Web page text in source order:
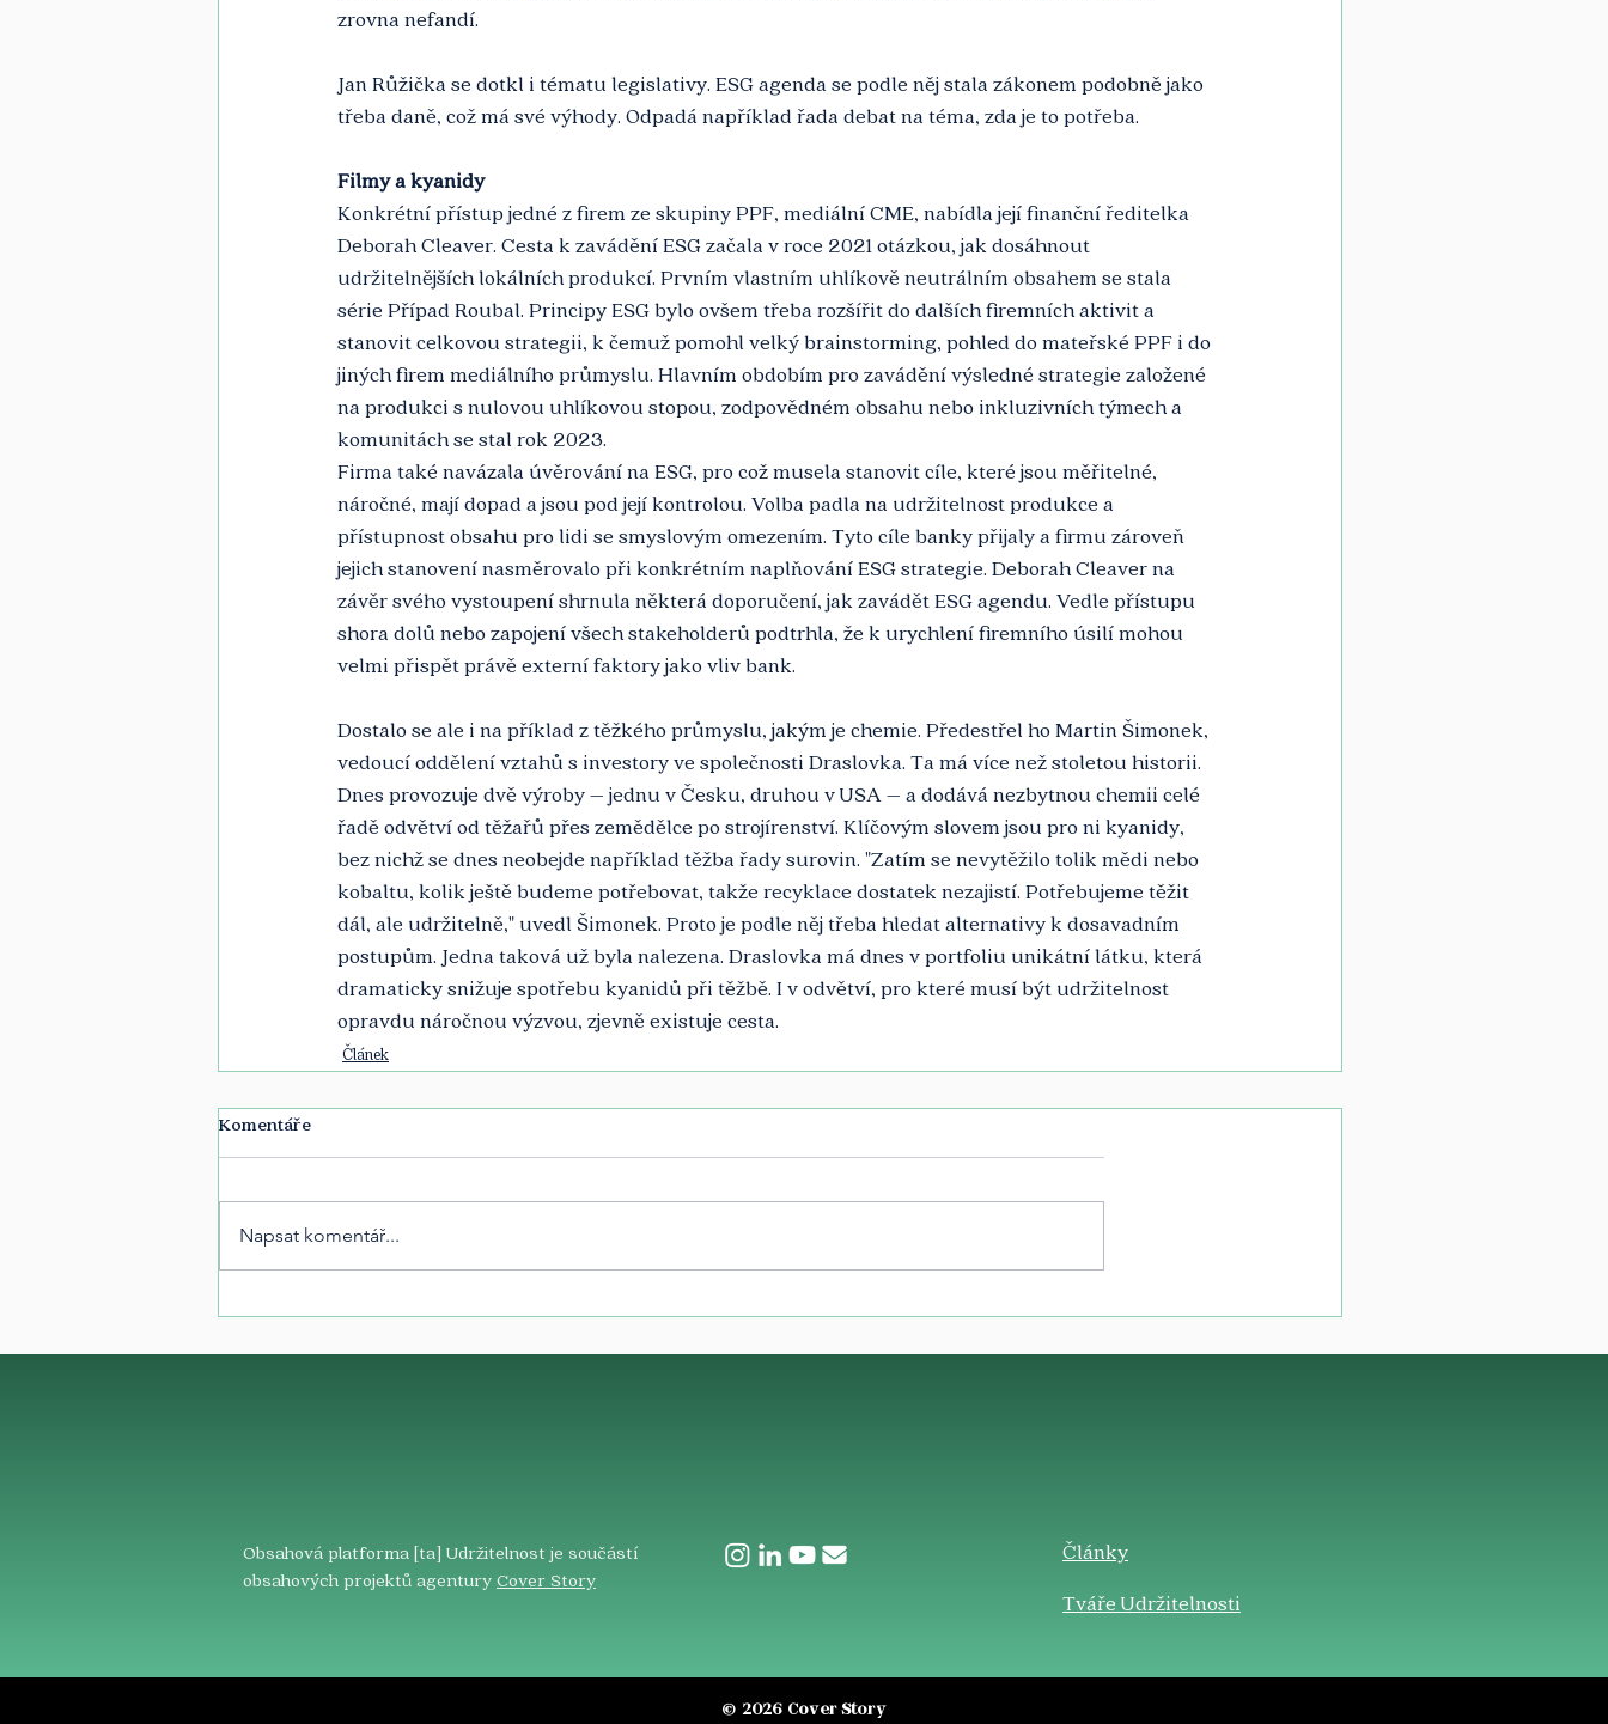
zrovna nefandí.
Jan Růžička se dotkl i tématu legislativy. ESG agenda se podle něj stala zákonem podobně jako
třeba daně, což má své výhody. Odpadá například řada debat na téma, zda je to potřeba.
Filmy a kyanidy
Konkrétní přístup jedné z firem ze skupiny PPF, mediální CME, nabídla její finanční ředitelka
Deborah Cleaver. Cesta k zavádění ESG začala v roce 2021 otázkou, jak dosáhnout
udržitelnějších lokálních produkcí. Prvním vlastním uhlíkově neutrálním obsahem se stala
série Případ Roubal. Principy ESG bylo ovšem třeba rozšířit do dalších firemních aktivit a
stanovit celkovou strategii, k čemuž pomohl velký brainstorming, pohled do mateřské PPF i do
jiných firem mediálního průmyslu. Hlavním obdobím pro zavádění výsledné strategie založené
na produkci s nulovou uhlíkovou stopou, zodpovědném obsahu nebo inkluzivních týmech a
komunitách se stal rok 2023.
Firma také navázala úvěrování na ESG, pro což musela stanovit cíle, které jsou měřitelné,
náročné, mají dopad a jsou pod její kontrolou. Volba padla na udržitelnost produkce a
přístupnost obsahu pro lidi se smyslovým omezením. Tyto cíle banky přijaly a firmu zároveň
jejich stanovení nasměrovalo při konkrétním naplňování ESG strategie. Deborah Cleaver na
závěr svého vystoupení shrnula některá doporučení, jak zavádět ESG agendu. Vedle přístupu
shora dolů nebo zapojení všech stakeholderů podtrhla, že k urychlení firemního úsilí mohou
velmi přispět právě externí faktory jako vliv bank.
Dostalo se ale i na příklad z těžkého průmyslu, jakým je chemie. Předestřel ho Martin Šimonek,
vedoucí oddělení vztahů s investory ve společnosti Draslovka. Ta má více než stoletou historii.
Dnes provozuje dvě výroby – jednu v Česku, druhou v USA – a dodává nezbytnou chemii celé
řadě odvětví od těžařů přes zemědělce po strojírenství. Klíčovým slovem jsou pro ni kyanidy,
bez nichž se dnes neobejde například těžba řady surovin. "Zatím se nevytěžilo tolik mědi nebo
kobaltu, kolik ještě budeme potřebovat, takže recyklace dostatek nezajistí. Potřebujeme těžit
dál, ale udržitelně," uvedl Šimonek. Proto je podle něj třeba hledat alternativy k dosavadním
postupům. Jedna taková už byla nalezena. Draslovka má dnes v portfoliu unikátní látku, která
dramaticky snižuje spotřebu kyanidů při těžbě. I v odvětví, pro které musí být udržitelnost
opravdu náročnou výzvou, zjevně existuje cesta.
Článek
Komentáře
Napsat komentář...
​Články
Tváře Udržitelnosti
Obsahová platforma [ta] Udržitelnost je součástí
obsahových projektů agentury Cover Story
© 2026 Cover Story